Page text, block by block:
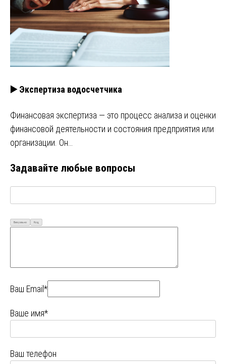
▶️ Экспертиза водосчетчика
Финансовая экспертиза — это процесс анализа и оценки
финансовой деятельности и состояния предприятия или
организации. Он…
Задавайте любые вопросы
Визуально Код
Ваш Email*
Ваше имя*
Ваш телефон